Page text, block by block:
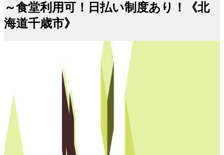
～食堂利用可！日払い制度あり！《北
海道千歳市》